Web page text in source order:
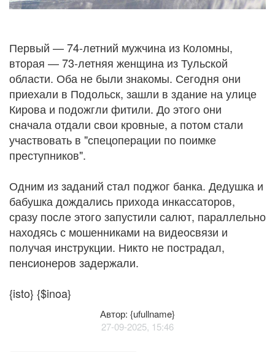
Первый — 74-летний мужчина из Коломны,
вторая — 73-летняя женщина из Тульской
области. Оба не были знакомы. Сегодня они
приехали в Подольск, зашли в здание на улице
Кирова и подожгли фитили. До этого они
сначала отдали свои кровные, а потом стали
участвовать в "спецоперации по поимке
преступников".
Одним из заданий стал поджог банка. Дедушка и
бабушка дождались прихода инкассаторов,
сразу после этого запустили салют, параллельно
находясь с мошенниками на видеосвязи и
получая инструкции. Никто не пострадал,
пенсионеров задержали.
{isto} {$inoa}
Автор: {ufullname}
27-09-2025, 15:46